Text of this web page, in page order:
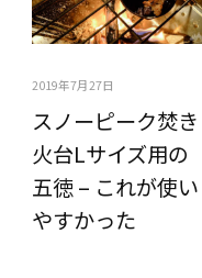
2019年7月27日
スノーピーク焚き
火台Lサイズ用の
五徳 – これが使い
やすかった